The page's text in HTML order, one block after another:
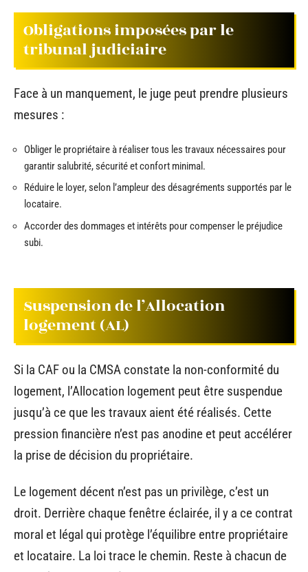
Obligations imposées par le
tribunal judiciaire
Face à un manquement, le juge peut prendre plusieurs
mesures :
Obliger le propriétaire à réaliser tous les travaux nécessaires pour
garantir salubrité, sécurité et confort minimal.
Réduire le loyer, selon l’ampleur des désagréments supportés par le
locataire.
Accorder des dommages et intérêts pour compenser le préjudice
subi.
Suspension de l’Allocation
logement (AL)
Si la CAF ou la CMSA constate la non-conformité du
logement, l’Allocation logement peut être suspendue
jusqu’à ce que les travaux aient été réalisés. Cette
pression financière n’est pas anodine et peut accélérer
la prise de décision du propriétaire.
Le logement décent n’est pas un privilège, c’est un
droit. Derrière chaque fenêtre éclairée, il y a ce contrat
moral et légal qui protège l’équilibre entre propriétaire
et locataire. La loi trace le chemin. Reste à chacun de